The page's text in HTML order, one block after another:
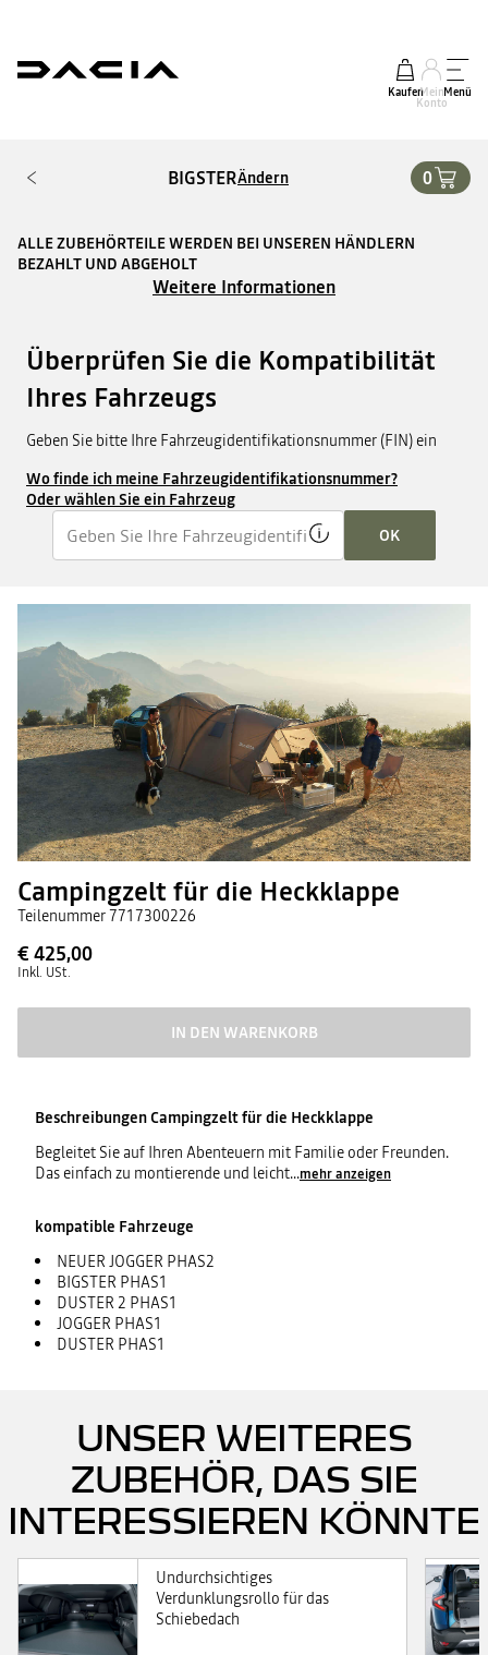
KaufenMein
Konto
Menü
BIGSTERÄndern 0
ALLE ZUBEHÖRTEILE WERDEN BEI UNSEREN HÄNDLERN
BEZAHLT UND ABGEHOLT
Weitere Informationen
Überprüfen Sie die Kompatibilität
Ihres Fahrzeugs
Geben Sie bitte Ihre Fahrzeugidentifikationsnummer (FIN) ein
Wo finde ich meine Fahrzeugidentifikationsnummer?
Oder wählen Sie ein Fahrzeug
OK
Campingzelt für die Heckklappe
Teilenummer7717300226
€ 425,00
Inkl. USt.
IN DEN WARENKORB
BeschreibungenCampingzelt für die Heckklappe
Begleitet Sie auf Ihren Abenteuern mit Familie oder Freunden.
Das einfach zu montierende und leicht...mehr anzeigen
kompatible Fahrzeuge
NEUER JOGGER PHAS2
BIGSTER PHAS1
DUSTER 2 PHAS1
JOGGER PHAS1
DUSTER PHAS1
UNSER WEITERES
ZUBEHÖR, DAS SIE
INTERESSIEREN KÖNNTE
Undurchsichtiges
Verdunklungsrollo für das
Schiebedach